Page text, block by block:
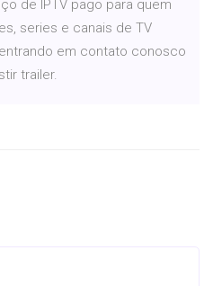
de IPTV pago para quem
series e canais de TV
em contato conosco
trailer.